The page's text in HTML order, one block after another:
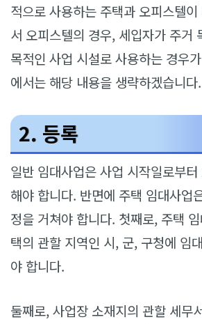
적으로 사용하는 주택과 오피스텔
서 오피스텔의 경우, 세입자가 주거
목적인 사업 시설로 사용하는 경우
에서는 해당 내용을 생략하겠습니다.
2. 등록
일반 임대사업은 사업 시작일로부
해야 합니다. 반면에 주택 임대사업
정을 거쳐야 합니다. 첫째로, 주택
택의 관할 지역인 시, 군, 구청에 임
야 합니다.
둘째로, 사업장 소재지의 관할 세무